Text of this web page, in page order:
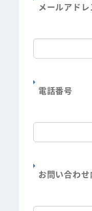
メールアドレ
電話番号
お問い合わせ